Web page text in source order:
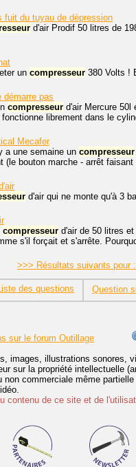
fuit du tuyau de dépression
d'air Prodif 50 litres de
un compresseur 380 Volts !
démarre pas
compresseur d'air Mercure 50l
librement dans le
Mecafer
a une semaine un compresseur
(le bouton marche - arrêt faisant
d'air qui ne monte qu'à 3
compresseur d'air de 50 litres
s'il forçait et s'arrête.
>>> Résultats suivants pour
Liste des questions Question
sur le forum Outillage
images, illustrations sonores,
sur la propriété intellectuelle
commerciale même
contenu de ce site et de